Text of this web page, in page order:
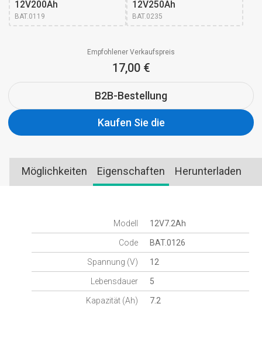
12V200Ah
BAT.0119
12V250Ah
BAT.0235
Empfohlener Verkaufspreis
17,00 €
B2B-Bestellung
Kaufen Sie die
Möglichkeiten Eigenschaften Herunterladen
Modell 12V7.2Ah
Code BAT.0126
Spannung (V) 12
Lebensdauer 5
Kapazität (Ah) 7.2